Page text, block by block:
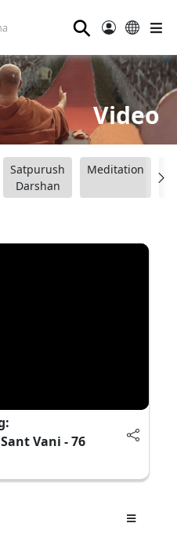
⚲
Video
Satpurush
Darshan
Meditation
Vani - 76